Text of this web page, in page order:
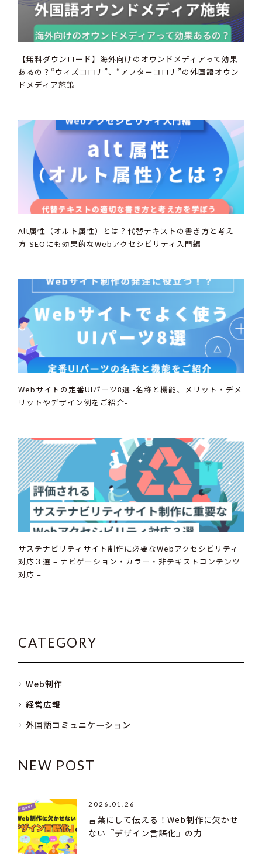
【無料ダウンロード】海外向けのオウンドメディアって効果
あるの？“ウィズコロナ”、“アフターコロナ”の外国語オウン
ドメディア施策
Alt属性（オルト属性）とは？代替テキストの書き方と考え
方-SEOにも効果的なWebアクセシビリティ入門編-
Webサイトの定番UIパーツ8選 -名称と機能、メリット・デメ
リットやデザイン例をご紹介-
サステナビリティサイト制作に必要なWebアクセシビリティ
対応３選 – ナビゲーション・カラー・非テキストコンテンツ
対応 –
CATEGORY
Web制作
経営広報
外国語コミュニケーション
NEW POST
2026.01.26
言葉にして伝える！Web制作に欠かせ
ない『デザイン言語化』の力